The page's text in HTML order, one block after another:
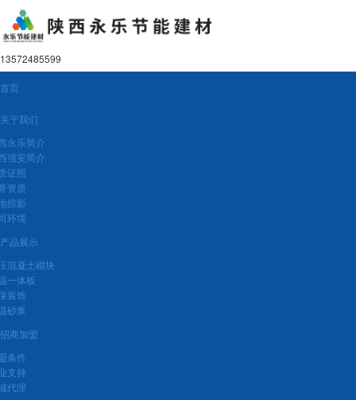
13572485599
首页
关于我们
永乐简介
强安简介
证照
资质
掠影
环境
产品展示
混凝土砌块
一体板
装饰
砂浆
招商加盟
条件
支持
代理